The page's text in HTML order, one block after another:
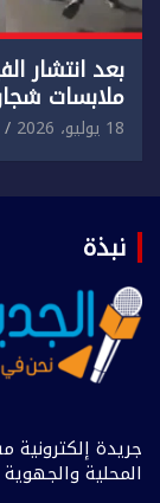
بعد انتشار
ملابسات
18 يوليو، 2026
نبذة
جريدة إلكترونية
المحلية